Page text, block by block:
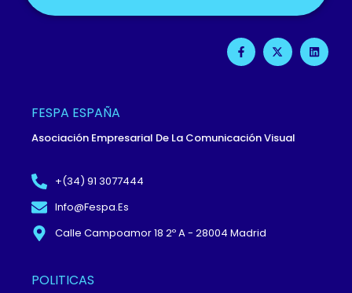
F
A
C
F
X
-
T
L
I
N
FESPA ESPAÑA
Asociación Empresarial De La Comunicación Visual
+(34) 91 3077444
Info@fespa.es
Calle Campoamor 18 2º A - 28004 Madrid
POLITICAS